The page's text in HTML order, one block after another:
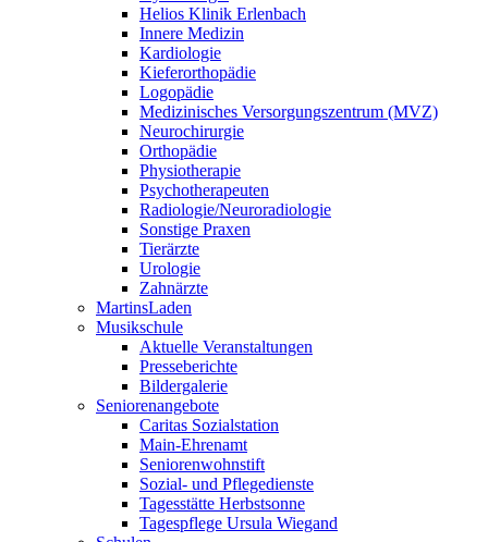
Helios Klinik Erlenbach
Innere Medizin
Kardiologie
Kieferorthopädie
Logopädie
Medizinisches Versorgungszentrum (MVZ)
Neurochirurgie
Orthopädie
Physiotherapie
Psychotherapeuten
Radiologie/Neuroradiologie
Sonstige Praxen
Tierärzte
Urologie
Zahnärzte
MartinsLaden
Musikschule
Aktuelle Veranstaltungen
Presseberichte
Bildergalerie
Seniorenangebote
Caritas Sozialstation
Main-Ehrenamt
Seniorenwohnstift
Sozial- und Pflegedienste
Tagesstätte Herbstsonne
Tagespflege Ursula Wiegand